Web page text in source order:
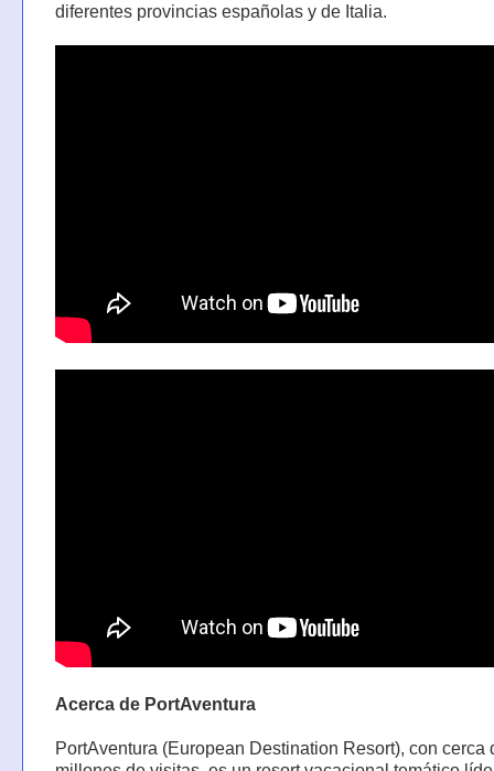
diferentes provincias españolas y de Italia.
Acerca de PortAventura
PortAventura (European Destination Resort), con cerca